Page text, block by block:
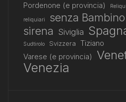
Pordenone (e provincia)
reliquiari
senza Bambino
sirena Siviglia
Sudtirolo Svizzera
Tiziano
Varese (e provincia)
Venezia